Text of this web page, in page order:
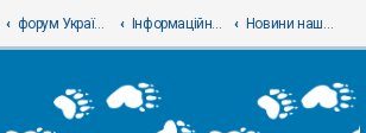
форум Українського теріологічного товариства Інформаційний відділ Новини нашого товариства - Новости нашего общества